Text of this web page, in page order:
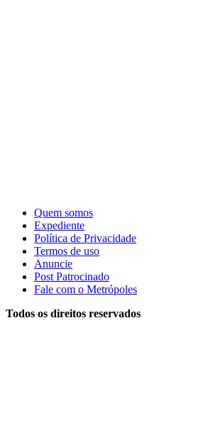
Quem somos
Expediente
Política de Privacidade
Termos de uso
Anuncie
Post Patrocinado
Fale com o Metrópoles
Todos os direitos reservados